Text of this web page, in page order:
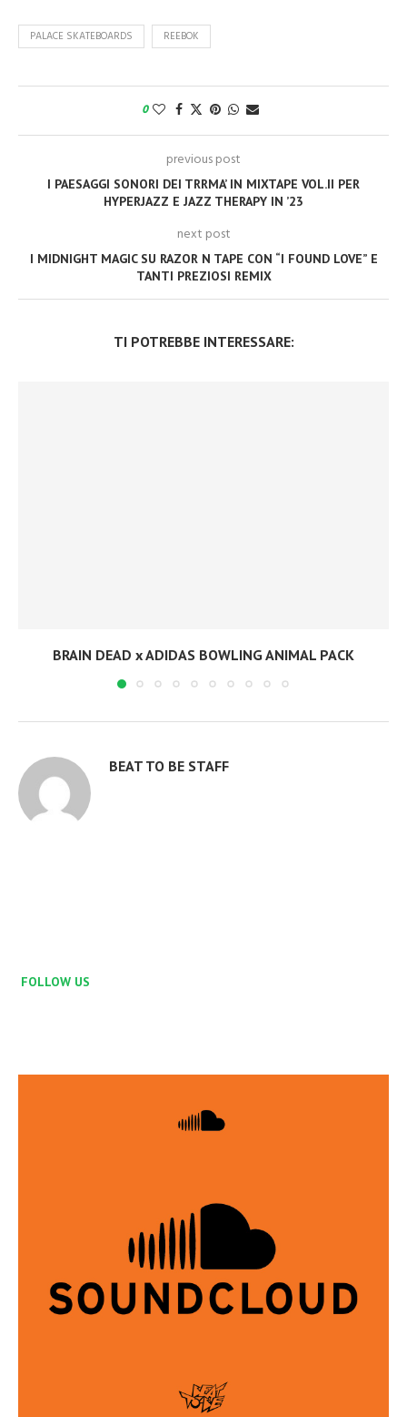
PALACE SKATEBOARDS REEBOK
0
previous post
I PAESAGGI SONORI DEI TRRMA’ IN MIXTAPE VOL.II PER
HYPERJAZZ E JAZZ THERAPY IN ’23
next post
I MIDNIGHT MAGIC SU RAZOR N TAPE CON “I FOUND LOVE” E
TANTI PREZIOSI REMIX
TI POTREBBE INTERESSARE:
BRAIN DEAD x ADIDAS BOWLING ANIMAL PACK
BEAT TO BE STAFF
FOLLOW US